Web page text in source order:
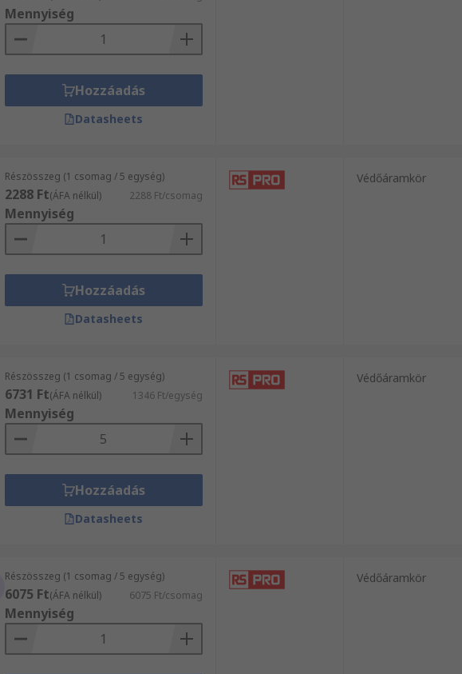
Mennyiség
Hozzáadás
Datasheets
Részösszeg (1 csomag / 5 egység)
2288 Ft(ÁFA nélkül) 2288 Ft/csomag
Mennyiség
Hozzáadás
Datasheets
Védőáramkör
Részösszeg (1 csomag / 5 egység)
6731 Ft(ÁFA nélkül) 1346 Ft/egység
Mennyiség
Hozzáadás
Datasheets
Védőáramkör
Részösszeg (1 csomag / 5 egység)
6075 Ft(ÁFA nélkül) 6075 Ft/csomag
Mennyiség
Védőáramkör